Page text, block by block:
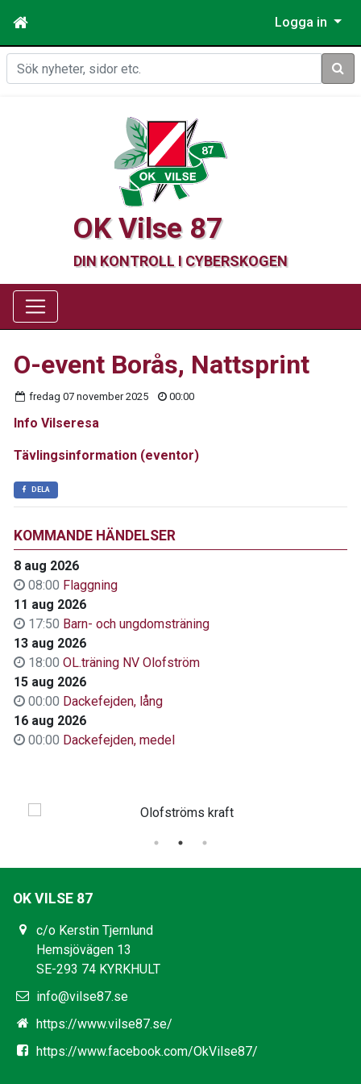
Logga in
Sök
OK Vilse 87
DIN KONTROLL I CYBERSKOGEN
KOMMANDE HÄNDELSER
8 aug 2026
08:00 Flaggning
11 aug 2026
17:50 Barn- och ungdomsträning
13 aug 2026
18:00 OL.träning NV Olofström
15 aug 2026
00:00 Dackefejden, lång
16 aug 2026
00:00 Dackefejden, medel
O-event Borås, Nattsprint
fredag 07 november 2025 00:00
Info Vilseresa
Tävlingsinformation (eventor)
DELA
OK VILSE 87
c/o Kerstin Tjernlund
Hemsjövägen 13
SE-293 74 KYRKHULT
info@vilse87.se
https://www.vilse87.se/
https://www.facebook.com/OkVilse87/